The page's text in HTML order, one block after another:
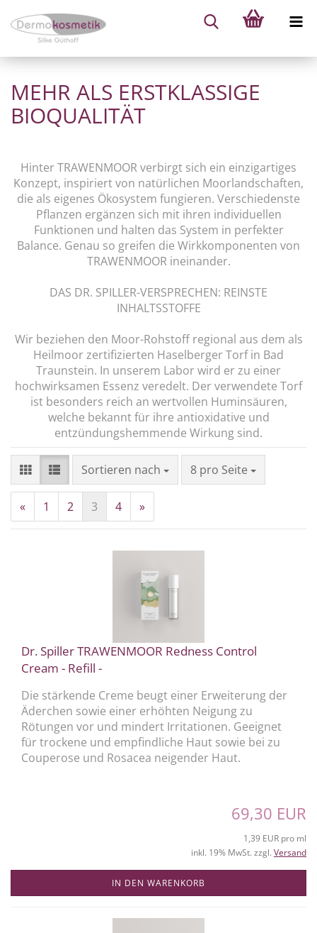
MEHR ALS ERSTKLASSIGE
BIOQUALITÄT
Hinter TRAWENMOOR verbirgt sich ein einzigartiges
Konzept, inspiriert von natürlichen Moorlandschaften,
die als eigenes Ökosystem fungieren. Verschiedenste
Pflanzen ergänzen sich mit ihren individuellen
Funktionen und halten das System in perfekter
Balance. Genau so greifen die Wirkkomponenten von
TRAWENMOOR ineinander.
DAS DR. SPILLER-VERSPRECHEN: REINSTE
INHALTSSTOFFE
Wir beziehen den Moor-Rohstoff regional aus dem als
Heilmoor zertifizierten Haselberger Torf in Bad
Traunstein. In unserem Labor wird er zu einer
hochwirksamen Essenz veredelt. Der verwendete Torf
ist besonders reich an wertvollen Huminsäuren,
welche bekannt für ihre antioxidative und
entzündungshemmende Wirkung sind.
Sortieren nach
Sortieren nach 8 pro Seite
pro Seite
« 1 2 3 4 »
Dr. Spiller TRAWENMOOR Redness Control
Cream - Refill -
Die stärkende Creme beugt einer Erweiterung der
Äderchen sowie einer erhöhten Neigung zu
Rötungen vor und mindert Irritationen. Geeignet
für trockene und empfindliche Haut sowie bei zu
Couperose und Rosacea neigender Haut.
69,30 EUR
1,39 EUR pro ml
inkl. 19% MwSt. zzgl. Versand
IN DEN WARENKORB